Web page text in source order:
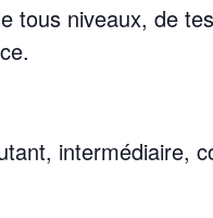
niveaux, de
intermédiaire,